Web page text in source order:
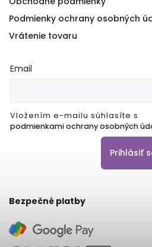
Podmienky ochrany osobných
Vrátenie tovaru
Email
Vložením e-mailu súhlasíte s
podmienkami ochrany osobných
Prihlásiť
Bezpečné platby